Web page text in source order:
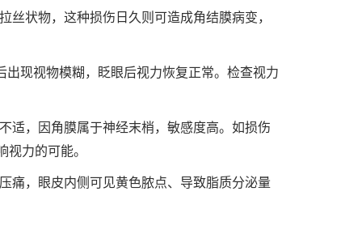
状物，这种损伤日久则可造成角结膜病变，
现视物模糊，眨眼后视力恢复正常。检查视力
适，因角膜属于神经末梢，敏感度高。如损伤
力的可能。
痛，眼皮内侧可见黄色脓点、导致脂质分泌量